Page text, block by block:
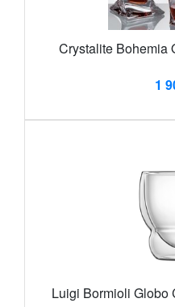
Crystalite Bohemia
1
Luigi Bormioli Globo